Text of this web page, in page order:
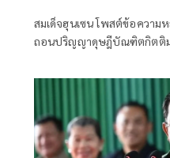
สมเด็จฮุนเซน โพสต์ข้อความ
ถอนปริญญาดุษฎีบัณฑิตกิตติม
ปริญญาจากไทย